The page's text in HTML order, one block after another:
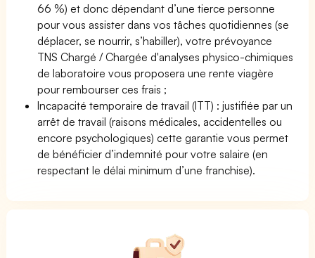
66 %) et donc dépendant d’une tierce personne
pour vous assister dans vos tâches quotidiennes (se
déplacer, se nourrir, s’habiller), votre prévoyance
TNS Chargé / Chargée d'analyses physico-chimiques
de laboratoire vous proposera une rente viagère
pour rembourser ces frais ;
Incapacité temporaire de travail (ITT) : justifiée par un
arrêt de travail (raisons médicales, accidentelles ou
encore psychologiques) cette garantie vous permet
de bénéficier d’indemnité pour votre salaire (en
respectant le délai minimum d’une franchise).